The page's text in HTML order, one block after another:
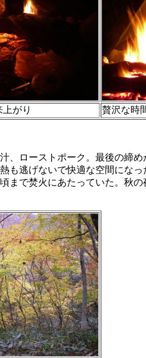
がり 贅沢な時
、ローストポーク。最後の締
も逃げないで快適な空間にな
まで焚火にあたっていた。秋